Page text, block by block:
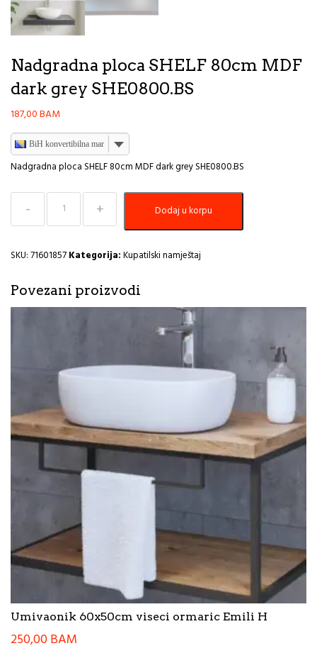
Nadgradna ploca SHELF 80cm MDF
dark grey SHE0800.BS
187,00BAM
BiH konvertibilna marka
Nadgradna ploca SHELF 80cm MDF dark grey SHE0800.BS
Nadgradna
ploca
SHELF
MDF
SHE0800.BS
količina
Dodaj u korpu
SKU:71601857Kategorija:Kupatilski namještaj
Povezani proizvodi
Umivaonik 60x50cm viseci ormaric Emili H
250,00BAM